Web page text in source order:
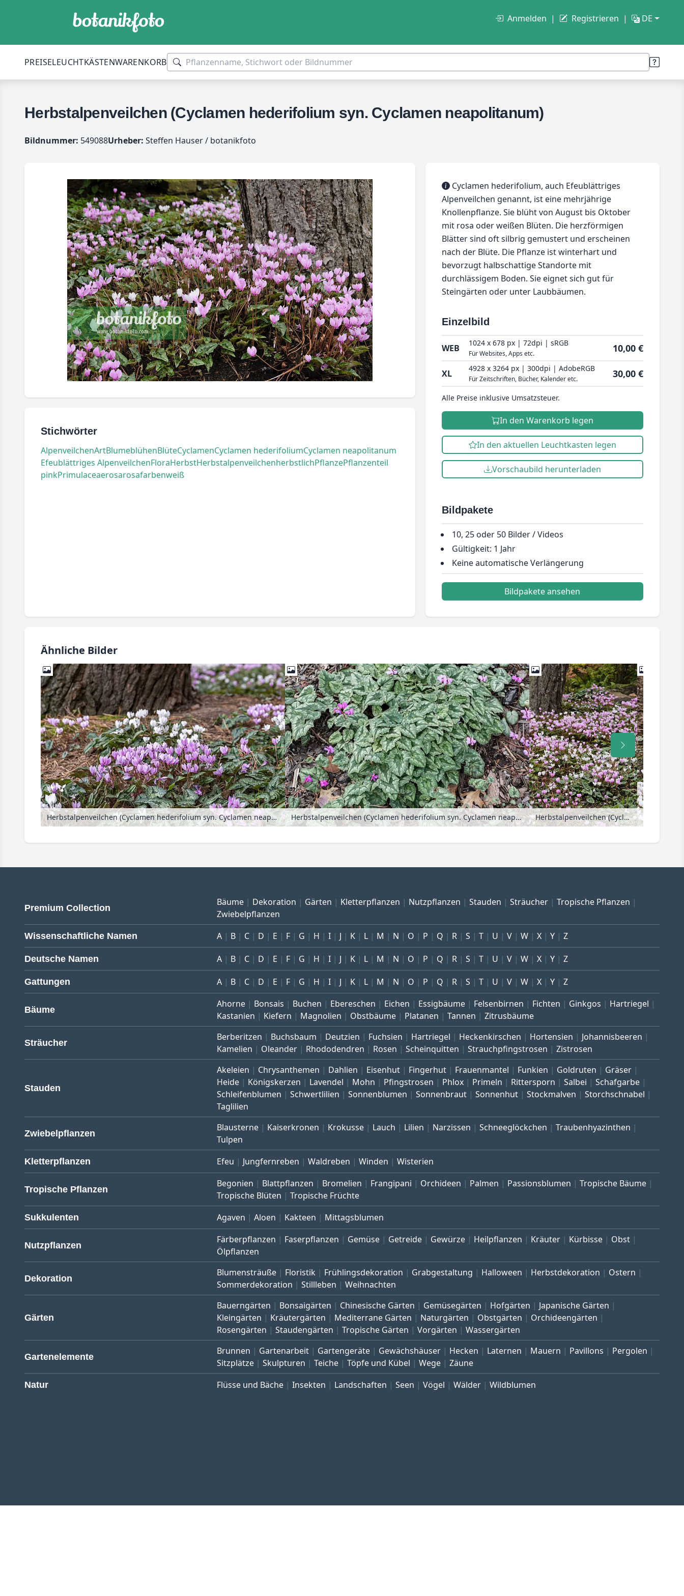
Anmelden Registrieren DE
PREISELEUCHTKÄSTENWARENKORB
Herbstalpenveilchen (Cyclamen hederifolium syn. Cyclamen neapolitanum)
Bildnummer: 549088Urheber: Steffen Hauser / botanikfoto
Stichwörter
AlpenveilchenArtBlumeblühenBlüteCyclamenCyclamen hederifoliumCyclamen neapolitanum
Efeublättriges AlpenveilchenFloraHerbstHerbstalpenveilchenherbstlichPflanzePflanzenteil
pinkPrimulaceaerosarosafarbenweiß
Cyclamen hederifolium, auch Efeublättriges
Alpenveilchen genannt, ist eine mehrjährige
Knollenpflanze. Sie blüht von August bis Oktober
mit rosa oder weißen Blüten. Die herzförmigen
Blätter sind oft silbrig gemustert und erscheinen
nach der Blüte. Die Pflanze ist winterhart und
bevorzugt halbschattige Standorte mit
durchlässigem Boden. Sie eignet sich gut für
Steingärten oder unter Laubbäumen.
Einzelbild
WEB 1024 x 678 px | 72dpi | sRGB
Für Websites, Apps etc. 10,00 €
XL 4928 x 3264 px | 300dpi | AdobeRGB
Für Zeitschriften, Bücher, Kalender etc. 30,00 €
Alle Preise inklusive Umsatzsteuer.
In den Warenkorb legen
In den aktuellen Leuchtkasten legen
Vorschaubild herunterladen
Bildpakete
10, 25 oder 50 Bilder / Videos
Gültigkeit: 1 Jahr
Keine automatische Verlängerung
Bildpakete ansehen
Ähnliche Bilder
Herbstalpenveilchen (Cyclamen hederifolium syn. Cyclamen neapolitanum) Herbstalpenveilchen (Cyclamen hederifolium syn. Cyclamen neapolitanum) Herbstalpenveilchen (Cyclamen hederifolium syn. Cyclamen neapolitanum)
Premium Collection
Bäume Dekoration Gärten Kletterpflanzen Nutzpflanzen Stauden Sträucher
Tropische Pflanzen
Zwiebelpflanzen
Wissenschaftliche Namen A B C D E F G H I J K L M N O P Q R S T U V W X Y Z
Deutsche Namen A B C D E F G H I J K L M N O P Q R S T U V W X Y Z
Gattungen A B C D E F G H I J K L M N O P Q R S T U V W X Y Z
Bäume
Ahorne Bonsais Buchen Ebereschen Eichen Essigbäume Felsenbirnen Fichten Ginkgos
Hartriegel
Kastanien
Kiefern Magnolien Obstbäume Platanen Tannen Zitrusbäume
Sträucher
Berberitzen Buchsbaum Deutzien Fuchsien Hartriegel Heckenkirschen Hortensien
Johannisbeeren
Kamelien
Oleander Rhododendren Rosen Scheinquitten Strauchpfingstrosen Zistrosen
Stauden
Akeleien Chrysanthemen Dahlien Eisenhut Fingerhut Frauenmantel Funkien Goldruten
Gräser
Heide
Königskerzen Lavendel Mohn Pfingstrosen Phlox Primeln Rittersporn Salbei
Schafgarbe
Schleifenblumen
Schwertlilien Sonnenblumen Sonnenbraut Sonnenhut Stockmalven
Storchschnabel
Taglilien
Zwiebelpflanzen
Blausterne Kaiserkronen Krokusse Lauch Lilien Narzissen Schneeglöckchen
Traubenhyazinthen
Tulpen
Kletterpflanzen Efeu Jungfernreben Waldreben Winden Wisterien
Tropische Pflanzen
Begonien Blattpflanzen Bromelien Frangipani Orchideen Palmen Passionsblumen
Tropische Bäume
Tropische Blüten
Tropische Früchte
Sukkulenten Agaven Aloen Kakteen Mittagsblumen
Nutzpflanzen
Färberpflanzen Faserpflanzen Gemüse Getreide Gewürze Heilpflanzen Kräuter Kürbisse
Obst
Ölpflanzen
Dekoration
Blumensträuße Floristik Frühlingsdekoration Grabgestaltung Halloween Herbstdekoration
Ostern
Sommerdekoration
Stillleben Weihnachten
Gärten
Bauerngärten Bonsaigärten Chinesische Gärten Gemüsegärten Hofgärten
Japanische Gärten
Kleingärten
Kräutergärten Mediterrane Gärten Naturgärten Obstgärten
Orchideengärten
Rosengärten
Staudengärten Tropische Gärten Vorgärten Wassergärten
Gartenelemente
Brunnen Gartenarbeit Gartengeräte Gewächshäuser Hecken Laternen Mauern Pavillons
Pergolen
Sitzplätze
Skulpturen Teiche Töpfe und Kübel Wege Zäune
Natur Flüsse und Bäche Insekten Landschaften Seen Vögel Wälder Wildblumen